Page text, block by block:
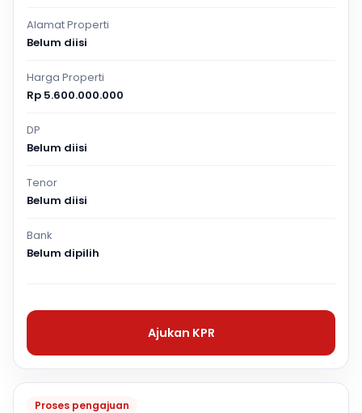
Proses pengajuan
Alamat Properti
Belum diisi
Harga Properti
Rp 5.600.000.000
DP
Belum diisi
Tenor
Belum diisi
Bank
Belum dipilih
Ajukan KPR